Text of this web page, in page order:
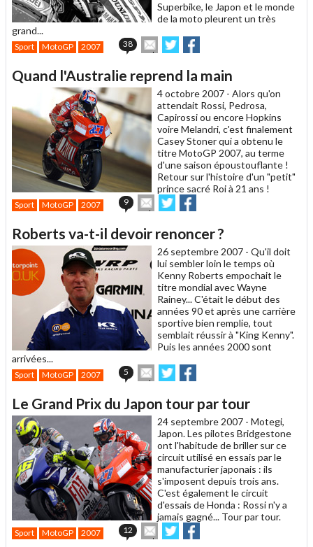
Superbike, le Japon et le monde
de la moto pleurent un très
grand...
Sport MotoGP 2007 38
Envoyer
cet
à
un
Partager
sur sur
Quand l'Australie reprend la main
4 octobre 2007 - Alors qu'on
attendait Rossi, Pedrosa,
Capirossi ou encore Hopkins
voire Melandri, c'est finalement
Casey Stoner qui a obtenu le
titre MotoGP 2007, au terme
d'une saison époustouflante !
Retour sur l'histoire d'un "petit"
prince sacré Roi à 21 ans !
Sport MotoGP 2007 9
Envoyer
cet
à
un
ami
Partager
sur sur
Roberts va-t-il devoir renoncer ?
26 septembre 2007 - Qu'il doit
lui sembler loin le temps où
Kenny Roberts empochait le
titre mondial avec Wayne
Rainey... C'était le début des
années 90 et après une carrière
sportive bien remplie, tout
semblait réussir à "King Kenny".
Puis les années 2000 sont
arrivées...
Sport MotoGP 2007 5
Envoyer
cet
à
un
Partager
sur sur
Le Grand Prix du Japon tour par tour
24 septembre 2007 - Motegi,
Japon. Les pilotes Bridgestone
ont l'habitude de briller sur ce
circuit utilisé en essais par le
manufacturier japonais : ils
s'imposent depuis trois ans.
C'est également le circuit
d'essais de Honda : Rossi n'y a
jamais gagné... Tour par tour.
Sport MotoGP 2007 12
Envoyer
cet
Partager
sur sur